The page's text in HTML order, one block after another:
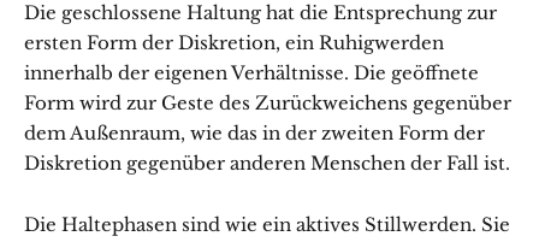
Die geschlossene Haltung hat die Entsprechung zur
ersten Form der Diskretion, ein Ruhigwerden
innerhalb der eigenen Verhältnisse. Die geöffnete
Form wird zur Geste des Zurückweichens gegenüber
dem Außenraum, wie das in der zweiten Form der
Diskretion gegenüber anderen Menschen der Fall ist.
Die Haltephasen sind wie ein aktives Stillwerden. Sie